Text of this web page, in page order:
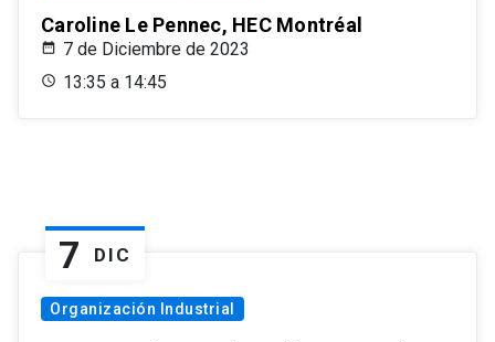
Caroline Le Pennec, HEC Montréal
7 de Diciembre de 2023
13:35 a 14:45
7 DIC
Organización Industrial